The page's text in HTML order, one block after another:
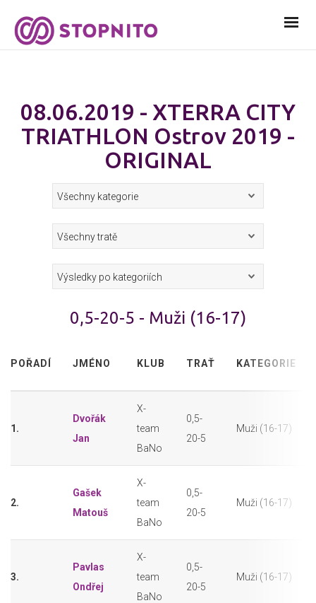
08.06.2019 - XTERRA CITY
TRIATHLON Ostrov 2019 -
ORIGINAL
0,5-20-5 - Muži (16-17)
POŘADÍ JMÉNO KLUB TRAŤ KATEGORIE
1.
Dvořák
Jan
X-
team
BaNo
0,5-
20-5
Muži (16-17)
2.
Gašek
Matouš
X-
team
BaNo
0,5-
20-5
Muži (16-17)
3.
Pavlas
Ondřej
X-
team
BaNo
0,5-
20-5
Muži (16-17)